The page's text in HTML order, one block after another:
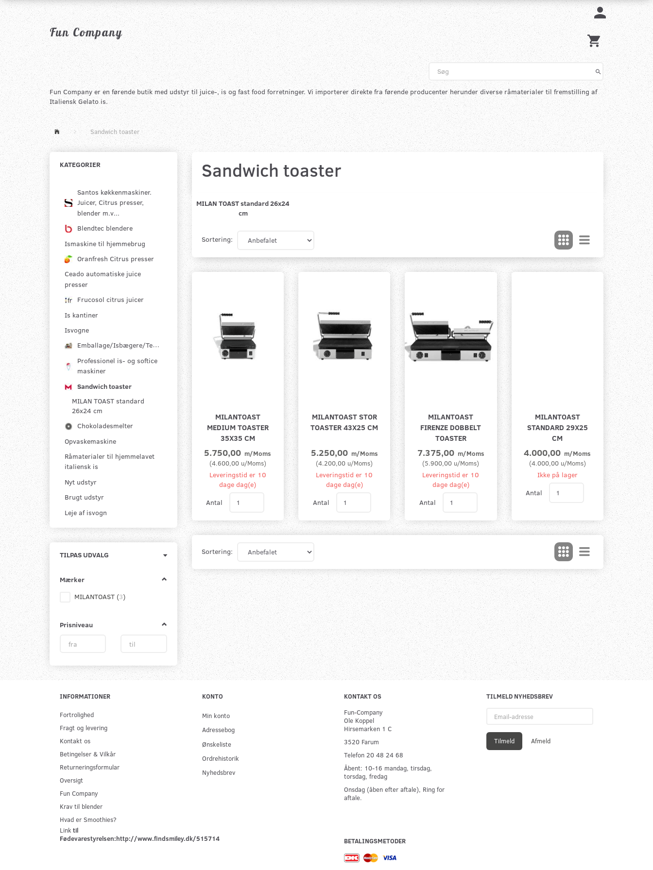
Fun Company
Fun Company er en førende butik med udstyr til juice-, is og fast food forretninger. Vi importerer direkte fra førende producenter herunder diverse råmaterialer til fremstilling af
Italiensk Gelato is.
Sandwich toaster
KATEGORIER
Santos køkkenmaskiner.
Juicer, Citrus presser,
blender m.v...
Blendtec blendere
Ismaskine til hjemmebrug
Oranfresh Citrus presser
Ceado automatiske juice
presser
Frucosol citrus juicer
Is kantiner
Isvogne
Emballage/Isbægere/Termobokse
Professionel is- og softice
maskiner
Sandwich toaster
MILAN TOAST standard
26x24 cm
Chokoladesmelter
Opvaskemaskine
Råmaterialer til hjemmelavet
italiensk is
Nyt udstyr
Brugt udstyr
Leje af isvogn
TILPAS UDVALG
Skifte
filter
Mærker
MILANTOAST (3)
Prisniveau
Sandwich toaster
MILAN TOAST standard 26x24
cm
Sortering:
MILANTOAST
MEDIUM TOASTER
35X35 CM
5.750,00 m/Moms
(4.600,00u/Moms)
Leveringstid er 10
dage dag(e)
Antal
MILANTOAST STOR
TOASTER 43X25 CM
5.250,00 m/Moms
(4.200,00 u/Moms)
Leveringstid er 10
dage dag(e)
Antal
MILANTOAST
FIRENZE DOBBELT
TOASTER
7.375,00 m/Moms
(5.900,00 u/Moms)
Leveringstid er 10
dage dag(e)
Antal
MILANTOAST
STANDARD 29X25
CM
4.000,00 m/Moms
(4.000,00u/Moms)
Ikke på lager
Antal
Sortering:
INFORMATIONER
Fortrolighed
Fragt og levering
Kontakt os
Betingelser & Vilkår
Returneringsformular
Oversigt
Fun Company
Krav til blender
Hvad er Smoothies?
Link til
Fødevarestyrelsen:http://www.findsmiley.dk/515714
KONTO
Min konto
Adressebog
Ønskeliste
Ordrehistorik
Nyhedsbrev
KONTAKT OS
Fun-Company
Ole Koppel
Hirsemarken 1 C
3520 Farum
Telefon 20 48 24 68
Åbent: 10-16 mandag, tirsdag,
torsdag, fredag
Onsdag (åben efter aftale), Ring for
aftale.
BETALINGSMETODER
TILMELD NYHEDSBREV
adresse
Tilmeld Afmeld